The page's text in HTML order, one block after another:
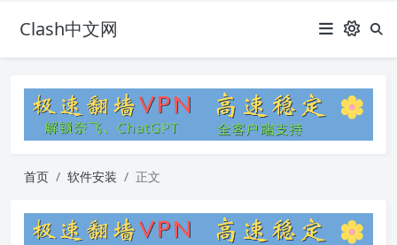
Clash中文网
首页 软件安装 正文